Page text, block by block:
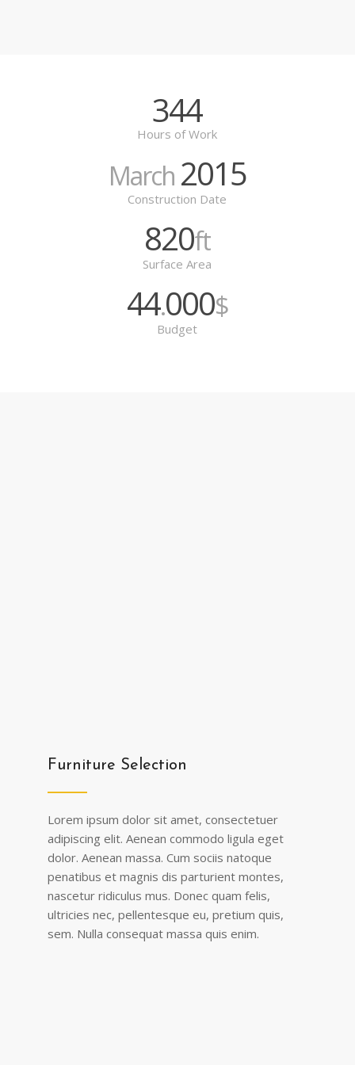
344
Hours of Work
March 2015
Construction Date
820ft
Surface Area
44.000$
Budget
Furniture Selection
Lorem ipsum dolor sit amet, consectetuer
adipiscing elit. Aenean commodo ligula eget
dolor. Aenean massa. Cum sociis natoque
penatibus et magnis dis parturient montes,
nascetur ridiculus mus. Donec quam felis,
ultricies nec, pellentesque eu, pretium quis,
sem. Nulla consequat massa quis enim.